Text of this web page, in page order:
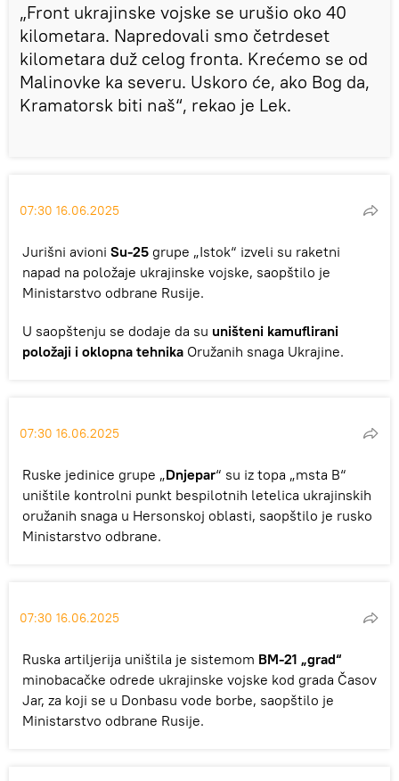
„Front ukrajinske vojske se urušio oko 40
kilometara. Napredovali smo četrdeset
kilometara duž celog fronta. Krećemo se od
Malinovke ka severu. Uskoro će, ako Bog da,
Kramatorsk biti naš“, rekao je Lek.
07:30 16.06.2025
Jurišni avioni Su-25 grupe „Istok“ izveli su raketni
napad na položaje ukrajinske vojske, saopštilo je
Ministarstvo odbrane Rusije.
U saopštenju se dodaje da su uništeni kamuflirani
položaji i oklopna tehnika Oružanih snaga Ukrajine.
07:30 16.06.2025
Ruske jedinice grupe „Dnjepar“ su iz topa „msta B“
uništile kontrolni punkt bespilotnih letelica ukrajinskih
oružanih snaga u Hersonskoj oblasti, saopštilo je rusko
Ministarstvo odbrane.
07:30 16.06.2025
Ruska artiljerija uništila je sistemom BM-21 „grad“
minobacačke odrede ukrajinske vojske kod grada Časov
Jar, za koji se u Donbasu vode borbe, saopštilo je
Ministarstvo odbrane Rusije.